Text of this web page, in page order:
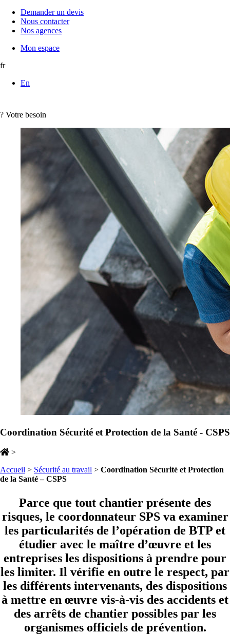
Demander un devis
Nous contacter
Nos agences
Mon espace
fr
En
? Votre besoin
Coordination Sécurité et Protection de la Santé - CSPS
>
Accueil > Sécurité au travail > Coordination Sécurité et Protection
de la Santé – CSPS
Parce que tout chantier présente des
risques, le coordonnateur SPS va examiner
les particularités de l’opération de BTP et
étudier avec le maître d’œuvre et les
entreprises les dispositions à prendre pour
les limiter. Il vérifie en outre le respect, par
les différents intervenants, des dispositions
à mettre en œuvre vis-à-vis des accidents et
des arrêts de chantier possibles par les
organismes officiels de prévention.